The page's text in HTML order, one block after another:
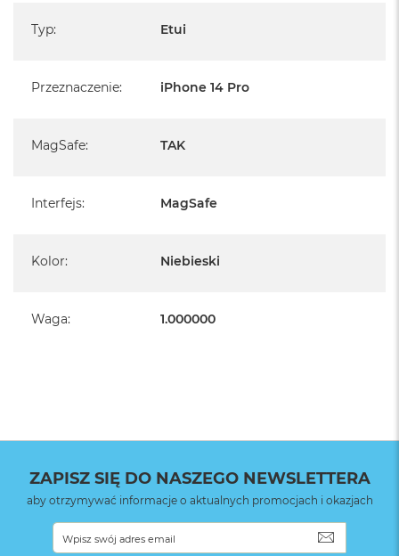
Typ: Etui
Przeznaczenie: iPhone 14 Pro
MagSafe: TAK
Interfejs: MagSafe
Kolor: Niebieski
Waga: 1.000000
ZAPISZ SIĘ DO NASZEGO NEWSLETTERA
aby otrzymywać informacje o aktualnych promocjach i okazjach